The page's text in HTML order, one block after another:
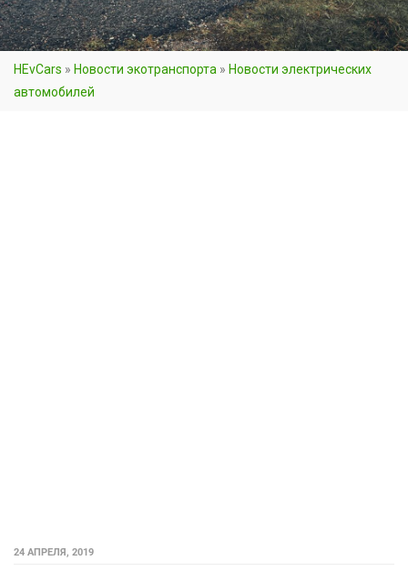
HEvCars » Новости экотранспорта » Новости электрических
автомобилей
24 АПРЕЛЯ, 2019